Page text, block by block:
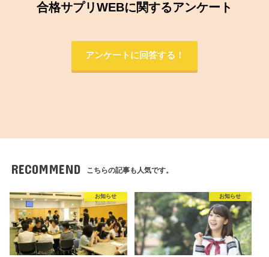
合格サプリWEBに関するアンケート
アンケートに回答する！
RECOMMEND こちらの記事も人気です。
お知らせ お知らせ